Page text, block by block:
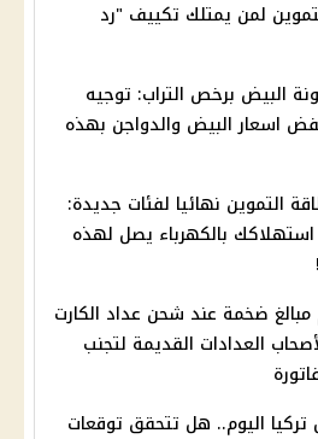
لمن يمتلك تكييف "رد
البيض برخص التراب: توجيه
اسعار البيض والدواجن بهذه
التموين نهائيا لفئات جديدة:
بالكهرباء يصل لهذه
ضخمة عند شحن عداد الكارت
العدادات القديمة لتجنب
تركيا اليوم.. هل تتحقق توقعات